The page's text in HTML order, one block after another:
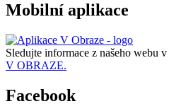
Mobilní aplikace
Sledujte informace z našeho webu v
V OBRAZE.
Facebook